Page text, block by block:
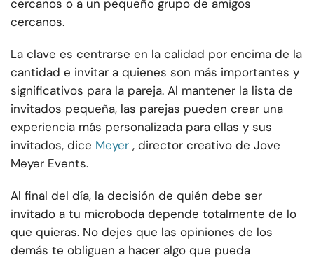
cercanos o a un pequeño grupo de amigos
cercanos.
La clave es centrarse en la calidad por encima de la
cantidad e invitar a quienes son más importantes y
significativos para la pareja. Al mantener la lista de
invitados pequeña, las parejas pueden crear una
experiencia más personalizada para ellas y sus
invitados, dice Meyer , director creativo de Jove
Meyer Events.
Al final del día, la decisión de quién debe ser
invitado a tu microboda depende totalmente de lo
que quieras. No dejes que las opiniones de los
demás te obliguen a hacer algo que pueda